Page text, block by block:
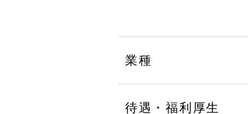
業種
待遇・福利厚生